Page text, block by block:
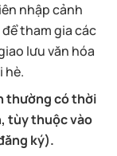
nhập cảnh
tham gia các
lưu văn hóa
hè.
thường có thời
tùy thuộc vào
ký).